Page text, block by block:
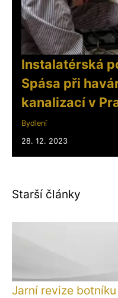
Instalatérská
Spása při
kanalizací v
Bydlení
28. 12. 2023
Starší články
Jarní revize botníku